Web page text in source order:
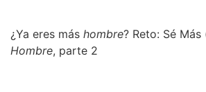
¿Ya eres más hombre? Reto: Sé Más
Hombre, parte 2